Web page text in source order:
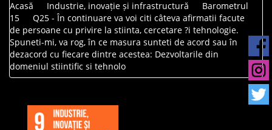
Acasă Industrie, inovație și infrastructură
Barometrul
15
Q25 - În continuare va voi citi câteva afirmatii facute
de persoane cu privire la stiinta, cercetare ?i tehnologie.
Spuneti-mi, va rog, în ce masura sunteti de acord sau în
dezacord cu fiecare dintre acestea: Dezvoltarile din
domeniul stiintific si tehnolo